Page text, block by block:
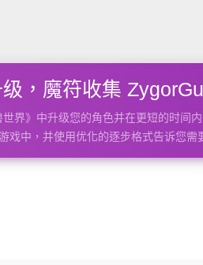
级，魔符收集
界》中升级您的角色并在更短的时间
戏中，并使用优化的逐步格式告诉您需